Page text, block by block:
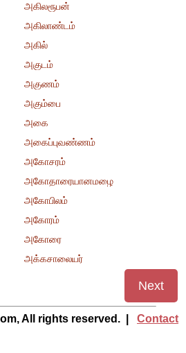
அகிலரூபன்
அகிலாண்டம்
அகில்
அகுடம்
அகுணம்
அகும்பை
அகை
அகைப்புவண்ணம்
அகோசரம்
அகோதாரையானமழை
அகோபிலம்
அகோரம்
அகோரை
அக்கசாலையர்
Next
All rights reserved. | Contact